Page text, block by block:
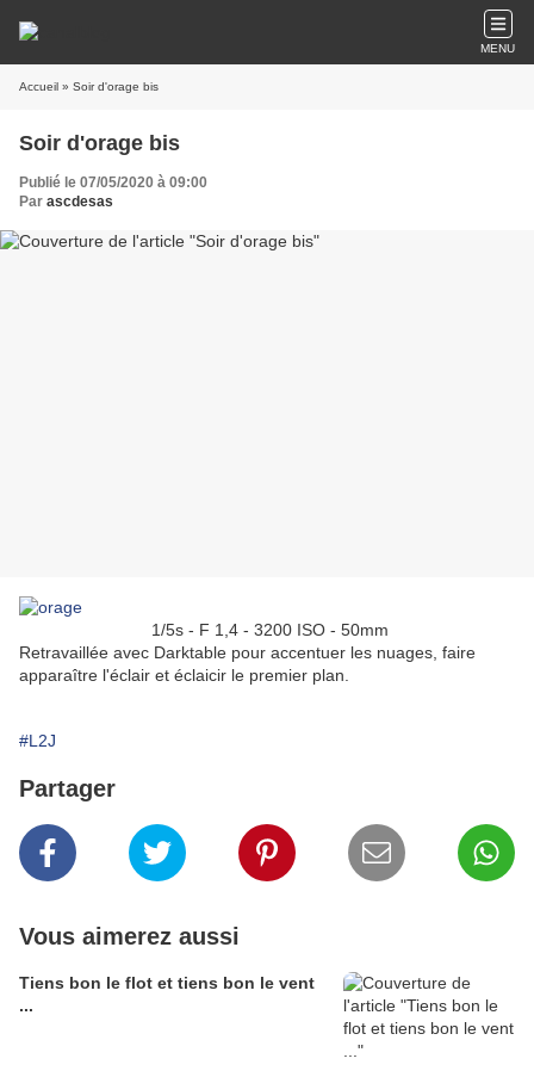
MENU
Accueil » Soir d'orage bis
Soir d'orage bis
Publié le 07/05/2020 à 09:00
Par ascdesas
1/5s - F 1,4 - 3200 ISO - 50mm
Retravaillée avec Darktable pour accentuer les nuages, faire
apparaître l'éclair et éclaicir le premier plan.
#L2J
Partager
Vous aimerez aussi
Tiens bon le flot et tiens bon le vent
...